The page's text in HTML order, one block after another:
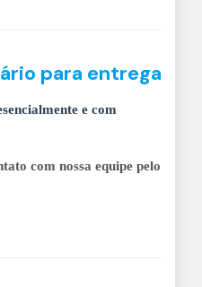
para entrega
e com
com nossa equipe pelo